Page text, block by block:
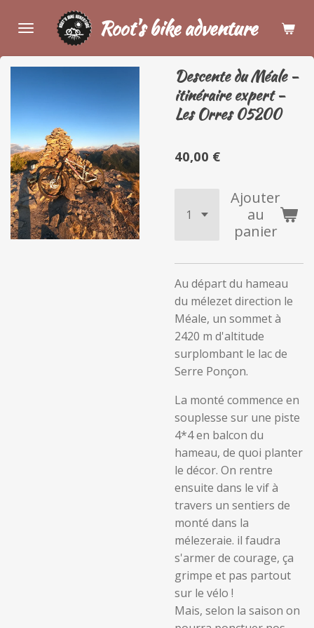
au
principal
Root's bike adventure
Descente du Méale -
itinéraire expert -
Les Orres 05200
40,00 €
Ajouter
au
panier
Au départ du hameau
du mélezet direction le
Méale, un sommet à
2420 m d'altitude
surplombant le lac de
Serre Ponçon.
La monté commence en
souplesse sur une piste
4*4 en balcon du
hameau, de quoi planter
le décor. On rentre
ensuite dans le vif à
travers un sentiers de
monté dans la
mélezeraie. il faudra
s'armer de courage, ça
grimpe et pas partout
sur le vélo !
Mais, selon la saison on